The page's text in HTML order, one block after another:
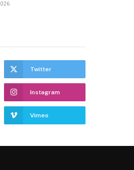
Twitter
Instagram
Vimeo